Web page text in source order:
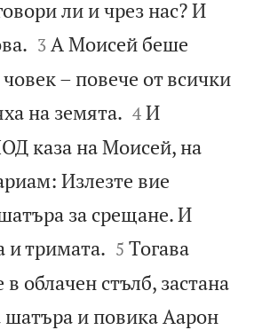
ли и чрез нас? И


3 А Моисей беше
– повече от всички
на земята. 

4 И
каза на Моисей, на
Излезте вие
за срещане. И
и тримата. 

5 Тогава
облачен стълб, застана
шатъра и повика Аарон